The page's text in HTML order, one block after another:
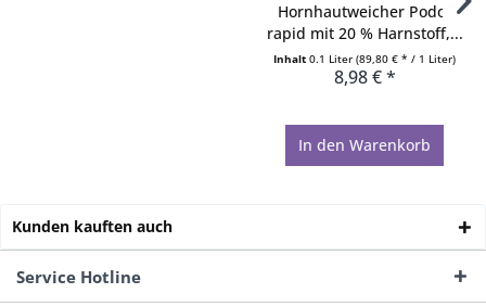
Hornhautweicher Podo-
rapid mit 20 % Harnstoff,...
Inhalt 0.1 Liter (89,80 € * / 1 Liter)
8,98 € *
In den Warenkorb
Kunden kauften auch
Service Hotline